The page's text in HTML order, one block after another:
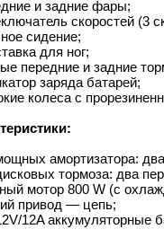
и задние фары;
скоростей (3
сидение;
для ног;
передние и задние
заряда батарей;
колеса с
амортизатора:
тормоза: два
мотор 800 W (с
привод — цепь;
12A аккумуляторные